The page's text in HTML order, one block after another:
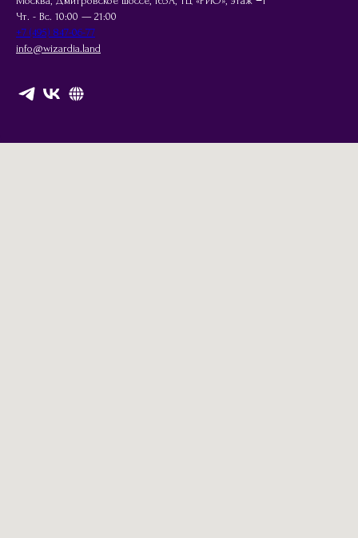
Чт. - Вс. 10:00 — 21:00
+7 (495) 847-06-77
info@wizardia.land